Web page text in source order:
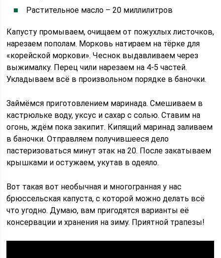
Растительное масло – 20 миллилитров
Капусту промываем, очищаем от пожухлых листочков,
нарезаем пополам. Морковь натираем на тёрке для
«корейской моркови». Чеснок выдавливаем через
выжималку. Перец чили нарезаем на 4-5 частей.
Укладываем всё в произвольном порядке в баночки.
Займёмся приготовлением маринада. Смешиваем в
кастрюльке воду, уксус и сахар с солью. Ставим на
огонь, ждём пока закипит. Кипящий маринад заливаем
в баночки. Отправляем получившееся дело
пастеризоваться минут этак на 20. После закатываем
крышками и остужаем, укутав в одеяло.
Вот такая вот необычная и многогранная у нас
брюссельская капуста, с которой можно делать всё
что угодно. Думаю, вам пригодятся варианты её
консервации и хранения на зиму. Приятной трапезы!